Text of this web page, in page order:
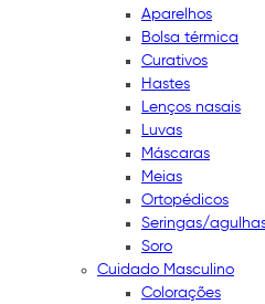
Aparelhos
Bolsa térmica
Curativos
Hastes
Lenços nasais
Luvas
Máscaras
Meias
Ortopédicos
Seringas/
Soro
Cuidado Masculino
Colorações